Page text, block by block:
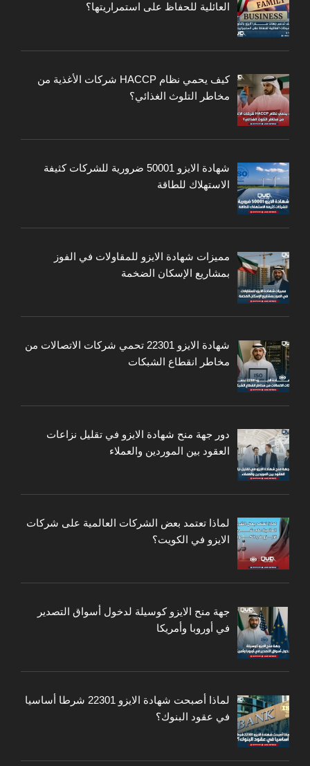
العائلية للحفاظ على استمراريتها؟
كيف يحمي نظام HACCP شركات الأغذية من
مخاطر التلوث الغذائي؟
شهادة الايزو 50001 ضرورية للشركات كثيفة
الاستهلاك للطاقة
مميزات شهادة الايزو للمقاولات في الفوز
بمشاريع الإسكان الضخمة
شهادة الايزو 22301 تحمي شركات الاتصالات من
مخاطر انقطاع الشبكات
دور جهة منح شهادة الايزو في تقليل نزاعات
العقود بين الموردين والعملاء
لماذا تعتمد بعض الشركات العالمية على شركات
الايزو في الكويت؟
جهة منح الايزو كوسيلة لدخول أسواق التصدير
في أوروبا وأمريكا
لماذا أصبحت شهادة الايزو 22301 شرطا أساسيا
في عقود البنوك؟